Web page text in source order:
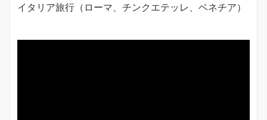
イタリア旅行（ローマ、チンクエテッレ、ベネチア）